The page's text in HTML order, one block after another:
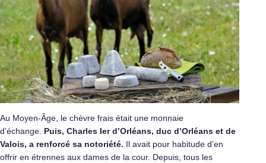
Au Moyen-Âge, le chèvre frais était une monnaie
d’échange. Puis, Charles Ier d’Orléans, duc d’Orléans et de
Valois, a renforcé sa notoriété. Il avait pour habitude d’en
offrir en étrennes aux dames de la cour. Depuis, tous les